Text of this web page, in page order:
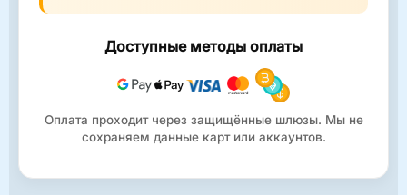
Доступные методы оплаты
Оплата проходит через защищённые шлюзы. Мы не
сохраняем данные карт или аккаунтов.